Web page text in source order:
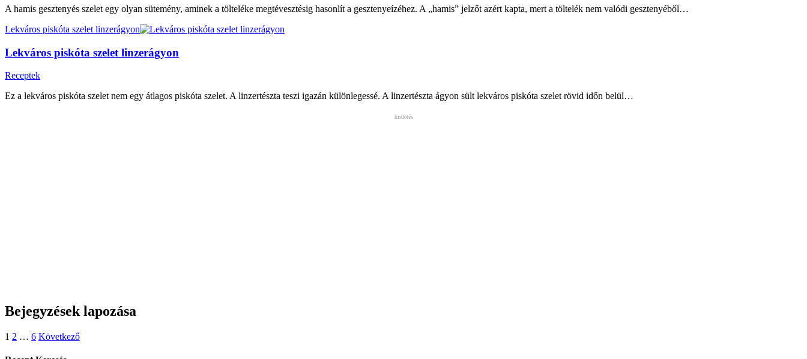
A hamis gesztenyés szelet egy olyan sütemény, aminek a tölteléke megtévesztésig hasonlít a gesztenyeízéhez. A „hamis” jelzőt azért kapta, mert a töltelék nem valódi gesztenyéből…
Lekváros piskóta szelet linzerágyon
Lekváros piskóta szelet linzerágyon
Receptek
Ez a lekváros piskóta szelet nem egy átlagos piskóta szelet. A linzertészta teszi igazán különlegessé. A linzertészta ágyon sült lekváros piskóta szelet rövid időn belül…
hirdetés
Bejegyzések lapozása
1 2 … 6 Következő